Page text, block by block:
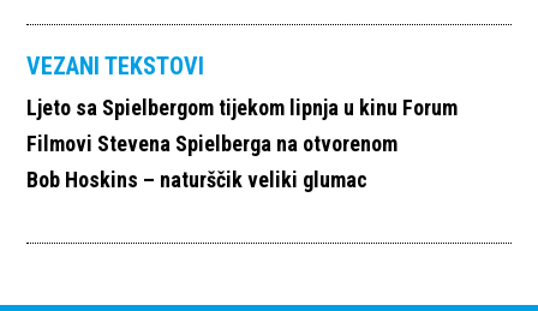
VEZANI TEKSTOVI
Ljeto sa Spielbergom tijekom lipnja u kinu Forum
Filmovi Stevena Spielberga na otvorenom
Bob Hoskins – naturščik veliki glumac